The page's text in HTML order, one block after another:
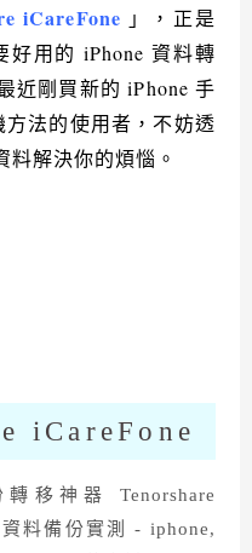
iCareFone 」，正是
好用的 iPhone 資料轉
近剛買新的 iPhone 手
法的使用者，不妨透
料解決你的煩惱。
iCareFone